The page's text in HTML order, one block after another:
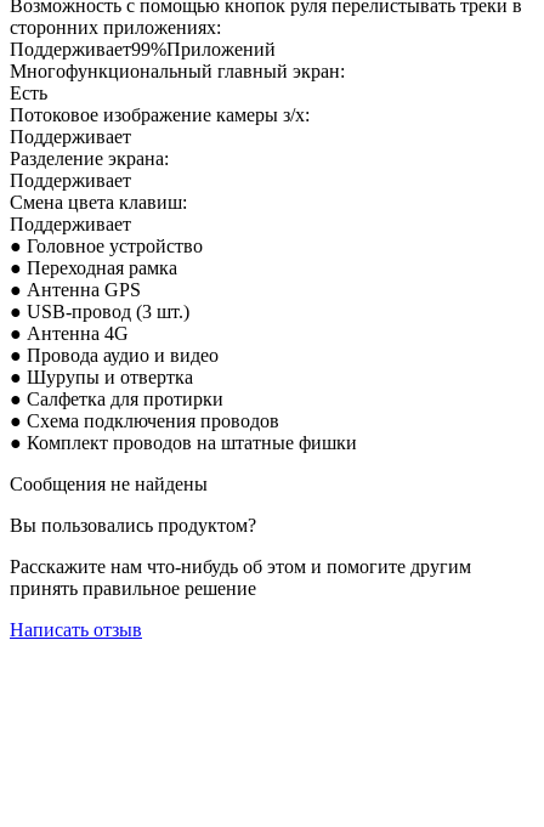
Возможность с помощью кнопок руля перелистывать треки в
сторонних приложениях:
Поддерживает99%Приложений
Многофункциональный главный экран:
Есть
Потоковое изображение камеры з/х:
Поддерживает
Разделение экрана:
Поддерживает
Смена цвета клавиш:
Поддерживает
● Головное устройство
● Переходная рамка
● Антенна GPS
● USB-провод (3 шт.)
● Антенна 4G
● Провода аудио и видео
● Шурупы и отвертка
● Салфетка для протирки
● Схема подключения проводов
● Комплект проводов на штатные фишки
Сообщения не найдены
Вы пользовались продуктом?
Расскажите нам что-нибудь об этом и помогите другим
принять правильное решение
Написать отзыв